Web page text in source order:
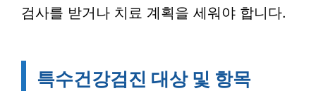
검사를 받거나 치료 계획을 세워야 합니다.
특수건강검진 대상 및 항목